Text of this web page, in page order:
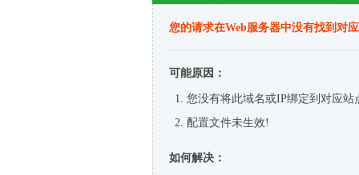
您的请求在Web服务器中没有找到对
可能原因：
您没有将此域名或IP绑定到对应站
配置文件未生效!
如何解决：